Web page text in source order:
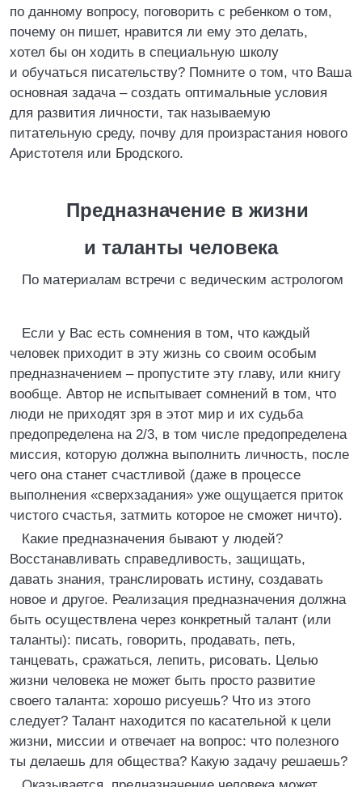
по данному вопросу, поговорить с ребенком о том,
почему он пишет, нравится ли ему это делать,
хотел бы он ходить в специальную школу
и обучаться писательству? Помните о том, что Ваша
основная задача – создать оптимальные условия
для развития личности, так называемую
питательную среду, почву для произрастания нового
Аристотеля или Бродского.
Предназначение в жизни
и таланты человека
По материалам встречи с ведическим астрологом
Если у Вас есть сомнения в том, что каждый
человек приходит в эту жизнь со своим особым
предназначением – пропустите эту главу, или книгу
вообще. Автор не испытывает сомнений в том, что
люди не приходят зря в этот мир и их судьба
предопределена на 2/3, в том числе предопределена
миссия, которую должна выполнить личность, после
чего она станет счастливой (даже в процессе
выполнения «сверхзадания» уже ощущается приток
чистого счастья, затмить которое не сможет ничто).
Какие предназначения бывают у людей?
Восстанавливать справедливость, защищать,
давать знания, транслировать истину, создавать
новое и другое. Реализация предназначения должна
быть осуществлена через конкретный талант (или
таланты): писать, говорить, продавать, петь,
танцевать, сражаться, лепить, рисовать. Целью
жизни человека не может быть просто развитие
своего таланта: хорошо рисуешь? Что из этого
следует? Талант находится по касательной к цели
жизни, миссии и отвечает на вопрос: что полезного
ты делаешь для общества? Какую задачу решаешь?